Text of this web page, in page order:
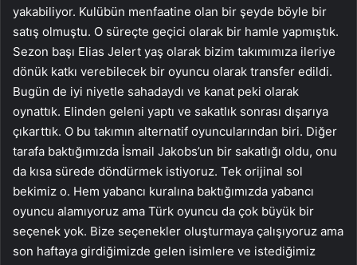
yakabiliyor. Kulübün menfaatine olan bir şeyde böyle bir
satış olmuştu. O süreçte geçici olarak bir hamle yapmıştık.
Sezon başı Elias Jelert yaş olarak bizim takımımıza ileriye
dönük katkı verebilecek bir oyuncu olarak transfer edildi.
Bugün de iyi niyetle sahadaydı ve kanat peki olarak
oynattık. Elinden geleni yaptı ve sakatlık sonrası dışarıya
çıkarttık. O bu takımın alternatif oyuncularından biri. Diğer
tarafa baktığımızda İsmail Jakobs’un bir sakatlığı oldu, onu
da kısa sürede döndürmek istiyoruz. Tek orijinal sol
bekimiz o. Hem yabancı kuralına baktığımızda yabancı
oyuncu alamıyoruz ama Türk oyuncu da çok büyük bir
seçenek yok. Bize seçenekler oluşturmaya çalışıyoruz ama
son haftaya girdiğimizde gelen isimlere ve istediğimiz